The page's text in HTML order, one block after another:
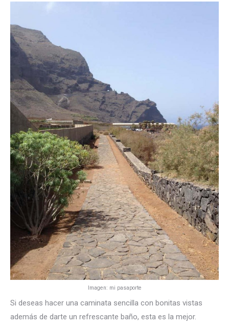
Imagen: mi pasaporte
Si deseas hacer una caminata sencilla con bonitas vistas
además de darte un refrescante baño, esta es la mejor.